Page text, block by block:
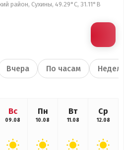
район, Сухины, 49.29°С, 31.11°В
Вчера По часам
Вс
09.08
Пн
10.08
Вт
11.08
Ср
12.08